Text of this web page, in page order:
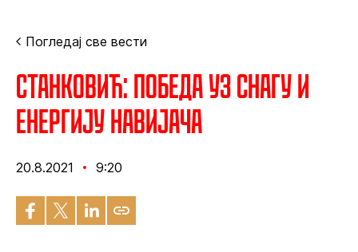
Погледај све вести
Станковић: Победа уз снагу и
енергију навијача
20.8.2021 9:20